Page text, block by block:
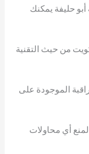
أبو حليفة يمكنك
من حيث التقنية
الموجودة على
أي محاولات